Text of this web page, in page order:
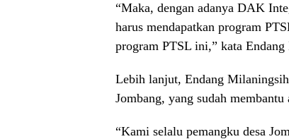
“Maka, dengan adanya DAK
harus mendapatkan program
program PTSL ini,” kata
Lebih lanjut, Endang
Jombang, yang sudah
“Kami selalu pemangku desa